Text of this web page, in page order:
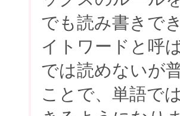
でも読み書きで
イトワードと呼
では読めないが
ことで、単語で